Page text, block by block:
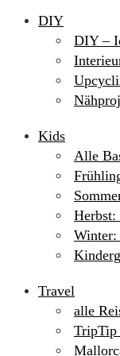
DIY
DIY –
Kids
Alle
Travel
alle
TripTip